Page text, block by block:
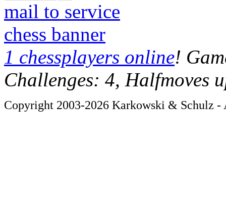
mail to service
chess banner
1 chessplayers online!
Challenges: 4, Halfmoves
Copyright 2003-2026 Karkowski & Schulz